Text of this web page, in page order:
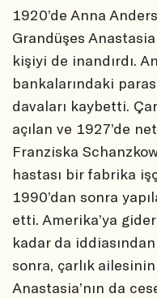
1920’de Anna
Grandüşes
kişiyi de inandırdı.
bankalarındaki
davaları kaybetti.
açılan ve 1927’de
Franziska
hastası bir fabrika
1990’dan sonra
etti. Amerika’ya
kadar da
sonra, çarlık
Anastasia’nın da